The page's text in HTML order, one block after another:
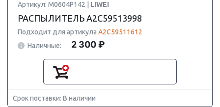
Артикул: M0604P142 | LIWEI
РАСПЫЛИТЕЛЬ A2C59513998
Подходит для артикула A2C59511612
Наличные:
2 300 ₽
Срок поставки: В наличии